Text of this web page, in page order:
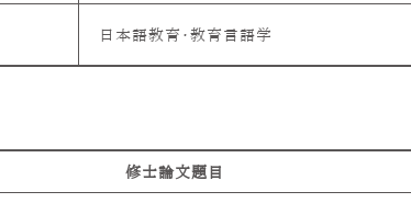
日本語教育・教育言語学
修士論文題目